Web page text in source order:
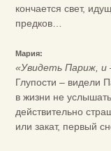
кончается свет,
предков…
Мария:
«Увидеть Париж, и
Глупости – видели
в жизни не
действительно
или закат, первый